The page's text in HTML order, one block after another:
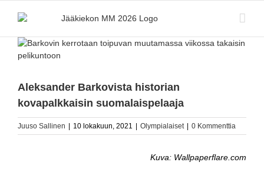
Katso
kuvaa
Aleksander Barkovista historian
kovapalkkaisin suomalaispelaaja
Juuso Sallinen 10 lokakuun, 2021 Olympialaiset 0 Kommenttia
Kuva: Wallpaperflare.com